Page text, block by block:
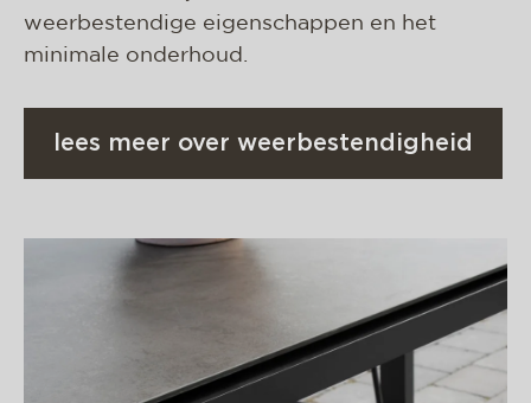
weerbestendige eigenschappen en het
minimale onderhoud.
lees meer over weerbestendigheid